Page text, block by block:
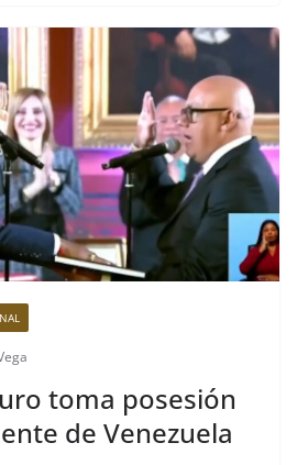
toma posesión
de Venezuela